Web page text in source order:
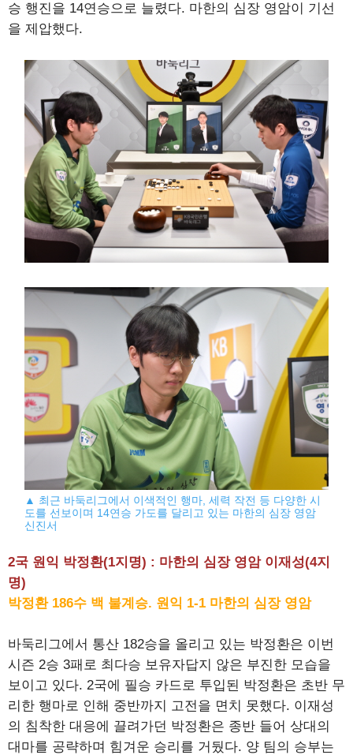
승 행진을 14연승으로 늘렸다. 마한의 심장 영암이 기선
을 제압했다.
▲ 최근 바둑리그에서 이색적인 행마, 세력 작전 등 다양한 시
도를 선보이며 14연승 가도를 달리고 있는 마한의 심장 영암
신진서
2국 원익 박정환(1지명) : 마한의 심장 영암 이재성(4지
명)
박정환 186수 백 불계승. 원익 1-1 마한의 심장 영암
바둑리그에서 통산 182승을 올리고 있는 박정환은 이번
시즌 2승 3패로 최다승 보유자답지 않은 부진한 모습을
보이고 있다. 2국에 필승 카드로 투입된 박정환은 초반 무
리한 행마로 인해 중반까지 고전을 면치 못했다. 이재성
의 침착한 대응에 끌려가던 박정환은 종반 들어 상대의
대마를 공략하며 힘겨운 승리를 거뒀다. 양 팀의 승부는